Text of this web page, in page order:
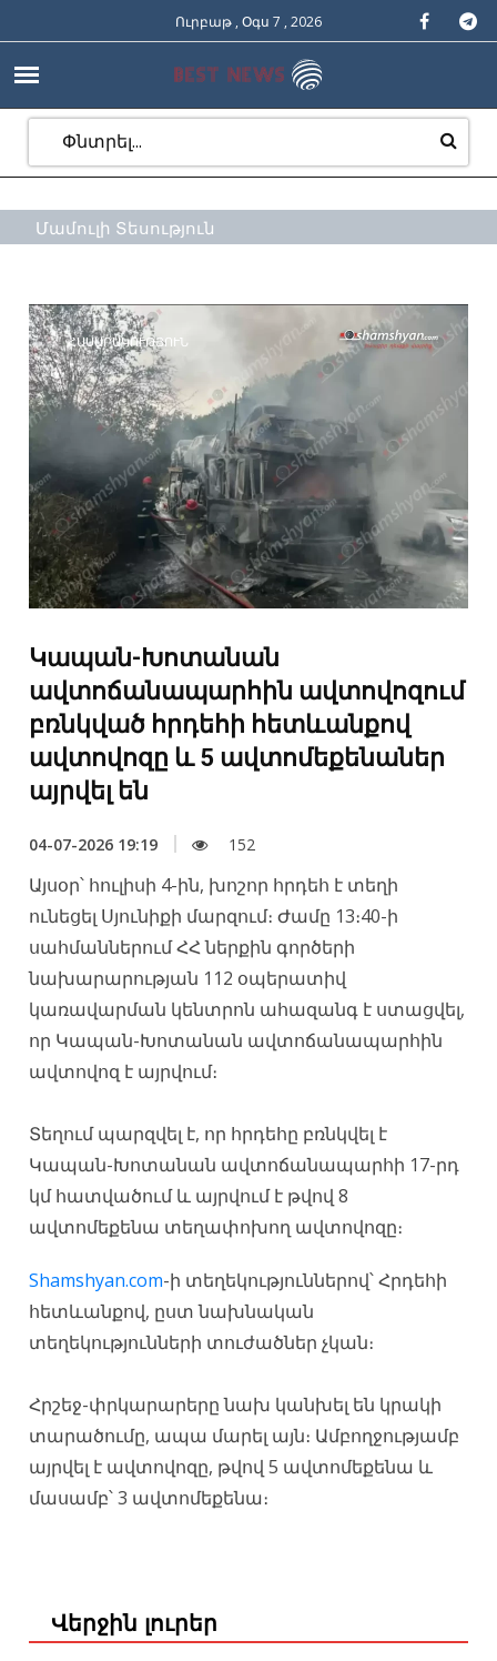
Ուրբաթ , Օգս 7 , 2026
Մամուլի Տեսություն
ՀԱՍԱՐԱԿՈՒԹՅՈՒՆ
Կապան-Խոտանան
ավտոճանապարհին ավտովոզում
բռնկված հրդեհի հետևանքով
ավտովոզը և 5 ավտոմեքենաներ
այրվել են
04-07-2026 19:19 152
Այսօր՝ հուլիսի 4-ին, խոշոր հրդեհ է տեղի
ունեցել Սյունիքի մարզում։ Ժամը 13։40-ի
սահմաններում ՀՀ ներքին գործերի
նախարարության 112 օպերատիվ
կառավարման կենտրոն ահազանգ է ստացվել,
որ Կապան-Խոտանան ավտոճանապարհին
ավտովոզ է այրվում։
Տեղում պարզվել է, որ հրդեհը բռնկվել է
Կապան-Խոտանան ավտոճանապարհի 17-րդ
կմ հատվածում և այրվում է թվով 8
ավտոմեքենա տեղափոխող ավտովոզը։
Shamshyan.com-ի տեղեկություններով՝ Հրդեհի
հետևանքով, ըստ նախնական
տեղեկությունների տուժածներ չկան։
Հրշեջ-փրկարարերը նախ կանխել են կրակի
տարածումը, ապա մարել այն։ Ամբողջությամբ
այրվել է ավտովոզը, թվով 5 ավտոմեքենա և
մասամբ՝ 3 ավտոմեքենա։
Վերջին լուրեր